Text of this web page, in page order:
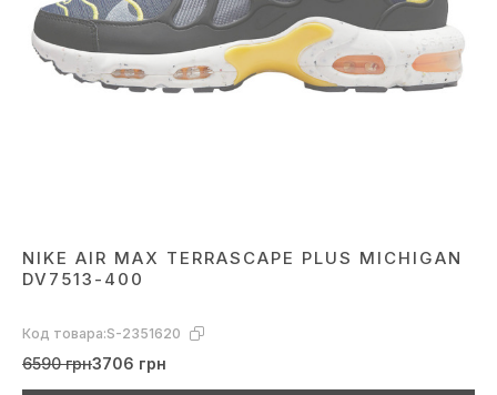
NIKE AIR MAX TERRASCAPE PLUS MICHIGAN
DV7513-400
Код товара:S-2351620
6590 грн3706 грн